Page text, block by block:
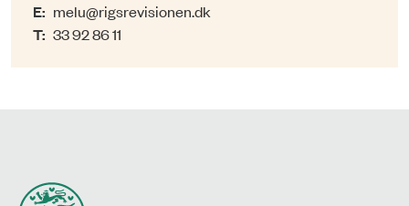
E: melu@rigsrevisionen.dk
T: 33 92 86 11